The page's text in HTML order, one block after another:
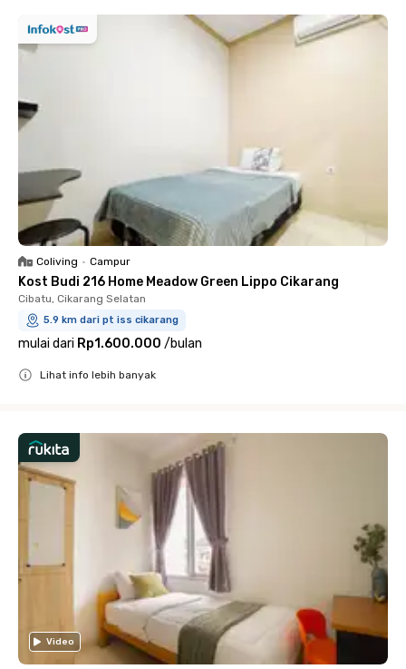
Coliving • Campur
Kost Budi 216 Home Meadow Green Lippo Cikarang
Cibatu, Cikarang Selatan
5.9 km dari pt iss cikarang
mulai dari Rp1.600.000 /bulan
Lihat info lebih banyak
Video